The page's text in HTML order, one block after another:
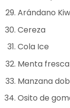
Arándano
Cereza
Cola Ice
Menta fresca
Manzana
Osito de